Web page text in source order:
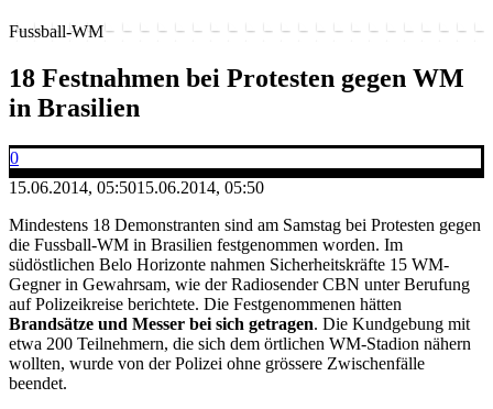
Fussball-WM
18 Festnahmen bei Protesten gegen WM
in Brasilien
0
15.06.2014, 05:5015.06.2014, 05:50
Mindestens 18 Demonstranten sind am Samstag bei Protesten gegen
die Fussball-WM in Brasilien festgenommen worden. Im
südöstlichen Belo Horizonte nahmen Sicherheitskräfte 15 WM-
Gegner in Gewahrsam, wie der Radiosender CBN unter Berufung
auf Polizeikreise berichtete. Die Festgenommenen hätten
Brandsätze und Messer bei sich getragen. Die Kundgebung mit
etwa 200 Teilnehmern, die sich dem örtlichen WM-Stadion nähern
wollten, wurde von der Polizei ohne grössere Zwischenfälle
beendet.